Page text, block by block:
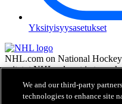
Yksityisyysasetukset
NHL.com on National
esitetyt NHL:n logot ja
tunnukset ovat NHL:n ja sen
toisintaa ilman NHL
Kaikki oikeudet pidätetään.
We and our third-party
technologies to enhance site